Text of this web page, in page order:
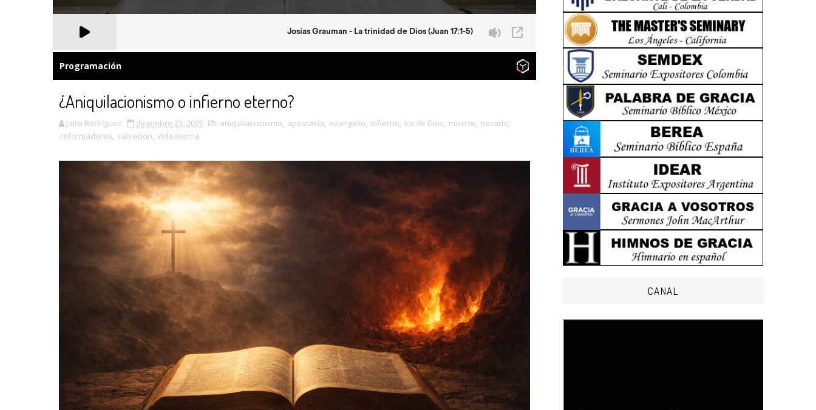
Programación
¿Aniquilacionismo o infierno eterno?
Jairo Rodríguez diciembre 23, 2025 aniquilacionismo, apostasía, evangelio, infierno, ira de Dios, muerte, pecado,
reformadores, salvación, vida eterna
CANAL